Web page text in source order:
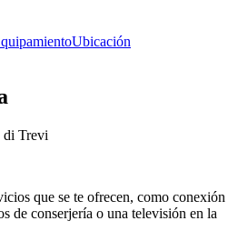
Ubicación
di Trevi
que se te ofrecen, como conexión
de conserjería o una televisión en la